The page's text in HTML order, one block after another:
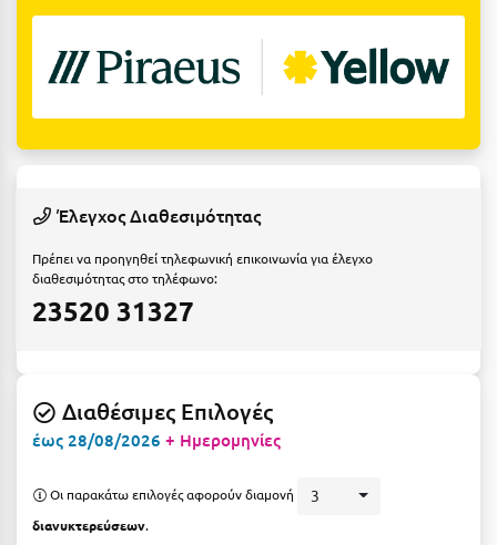
Ε
Ελάτη Αρκαδίας
Ελούντα Κρήτης
Ερμιόνη
Εύβοια
Ευρυτανία
Ζαγοροχώρια
Έλεγχος Διαθεσιμότητας
Πρέπει να προηγηθεί τηλεφωνική επικοινωνία για έλεγχο
διαθεσιμότητας στο τηλέφωνο:
23520 31327
Διαθέσιμες Επιλογές
έως 28/08/2026 + Ημερομηνίες
Οι παρακάτω επιλογές αφορούν διαμονή 3
διανυκτερεύσεων.